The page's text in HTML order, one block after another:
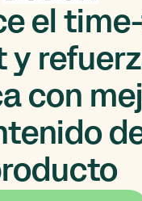
el
y
con